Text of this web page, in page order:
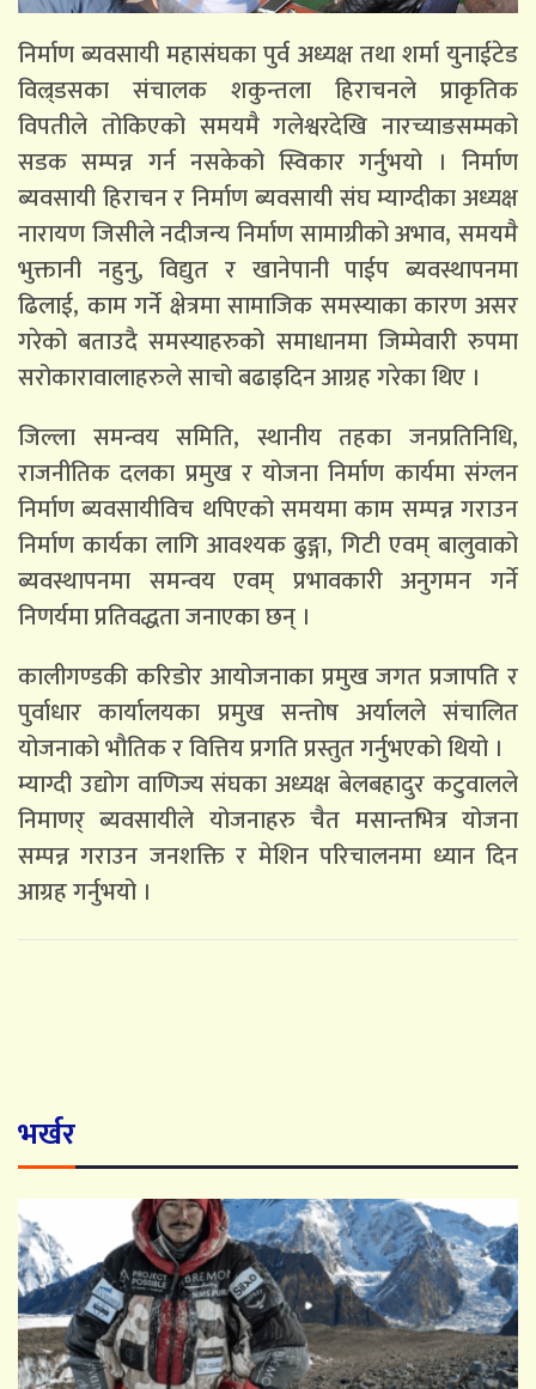
निर्माण ब्यवसायी महासंघका पुर्व अध्यक्ष तथा शर्मा युनाईटेड
विल्र्डसका संचालक शकुन्तला हिराचनले प्राकृतिक
विपतीले तोकिएको समयमै गलेश्वरदेखि नारच्याङसम्मको
सडक सम्पन्न गर्न नसकेको स्विकार गर्नुभयो । निर्माण
ब्यवसायी हिराचन र निर्माण ब्यवसायी संघ म्याग्दीका अध्यक्ष
नारायण जिसीले नदीजन्य निर्माण सामाग्रीको अभाव, समयमै
भुक्तानी नहुनु, विद्युत र खानेपानी पाईप ब्यवस्थापनमा
ढिलाई, काम गर्ने क्षेत्रमा सामाजिक समस्याका कारण असर
गरेको बताउदै समस्याहरुको समाधानमा जिम्मेवारी रुपमा
सरोकारावालाहरुले साचो बढाइदिन आग्रह गरेका थिए ।
जिल्ला समन्वय समिति, स्थानीय तहका जनप्रतिनिधि,
राजनीतिक दलका प्रमुख र योजना निर्माण कार्यमा संग्लन
निर्माण ब्यवसायीविच थपिएको समयमा काम सम्पन्न गराउन
निर्माण कार्यका लागि आवश्यक ढुङ्गा, गिटी एवम् बालुवाको
ब्यवस्थापनमा समन्वय एवम् प्रभावकारी अनुगमन गर्ने
निणर्यमा प्रतिवद्धता जनाएका छन् ।
कालीगण्डकी करिडोर आयोजनाका प्रमुख जगत प्रजापति र
पुर्वाधार कार्यालयका प्रमुख सन्तोष अर्यालले संचालित
योजनाको भौतिक र वित्तिय प्रगति प्रस्तुत गर्नुभएको थियो ।
म्याग्दी उद्योग वाणिज्य संघका अध्यक्ष बेलबहादुर कटुवालले
निमाणर् ब्यवसायीले योजनाहरु चैत मसान्तभित्र योजना
सम्पन्न गराउन जनशक्ति र मेशिन परिचालनमा ध्यान दिन
आग्रह गर्नुभयो ।
भर्खर